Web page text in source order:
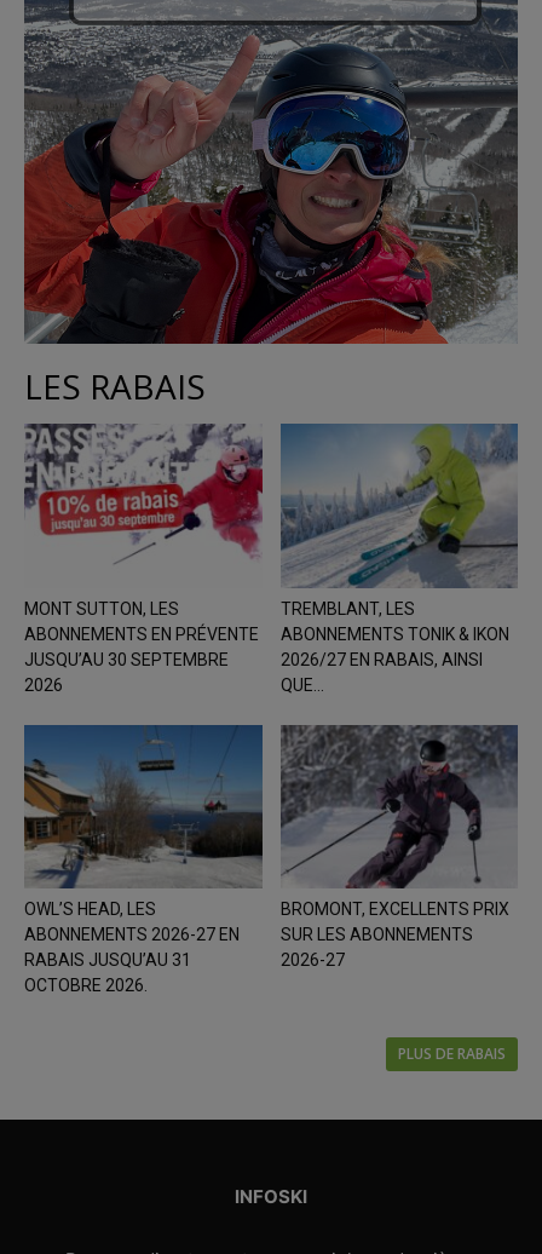
LES RABAIS
MONT SUTTON, LES
ABONNEMENTS EN PRÉVENTE
JUSQU’AU 30 SEPTEMBRE
2026
TREMBLANT, LES
ABONNEMENTS TONIK & IKON
2026/27 EN RABAIS, AINSI
QUE...
OWL’S HEAD, LES
ABONNEMENTS 2026-27 EN
RABAIS JUSQU’AU 31
OCTOBRE 2026.
BROMONT, EXCELLENTS PRIX
SUR LES ABONNEMENTS
2026-27
PLUS DE RABAIS
INFOSKI